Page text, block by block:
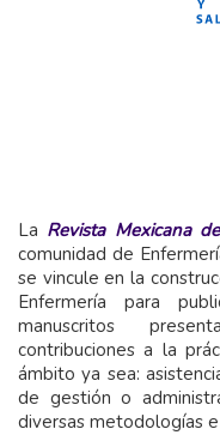
La Revista Mexicana
comunidad de
se vincule en la
Enfermería para
manuscritos
contribuciones a la
ámbito ya sea:
de gestión o
diversas metodologías